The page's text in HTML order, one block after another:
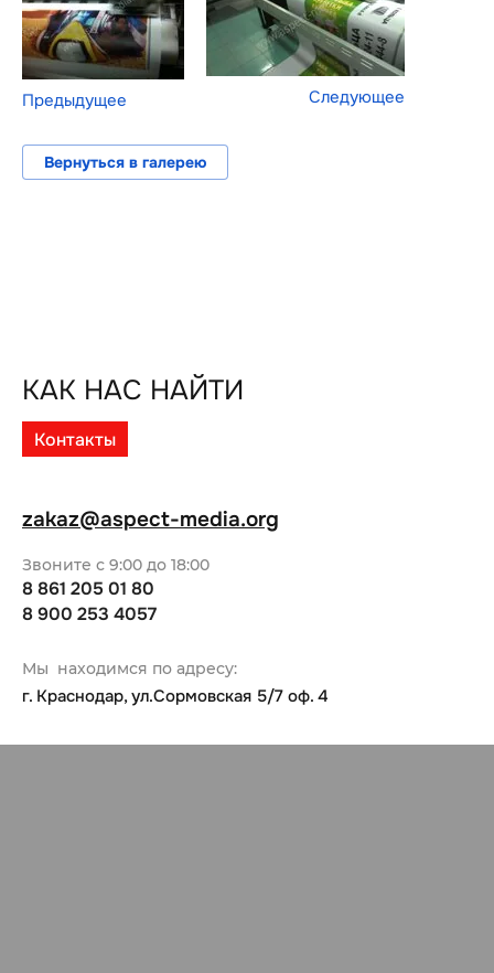
Предыдущее Следующее
Вернуться в галерею
КАК НАС НАЙТИ
Контакты
Мы находимся по адресу:
г. Краснодар, ул.Сормовская 5/7 оф. 4
Звоните с 9:00 до 18:00
8 861 205 01 80
8 900 253 4057
zakaz@aspect-media.org